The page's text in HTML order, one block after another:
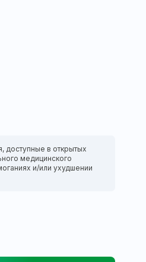
доступные в открытых
медицинского
и/или ухудшении